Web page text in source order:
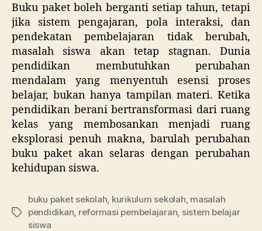
Buku paket boleh berganti setiap tahun, tetapi
jika sistem pengajaran, pola interaksi, dan
pendekatan pembelajaran tidak berubah,
masalah siswa akan tetap stagnan. Dunia
pendidikan membutuhkan perubahan
mendalam yang menyentuh esensi proses
belajar, bukan hanya tampilan materi. Ketika
pendidikan berani bertransformasi dari ruang
kelas yang membosankan menjadi ruang
eksplorasi penuh makna, barulah perubahan
buku paket akan selaras dengan perubahan
kehidupan siswa.
Tags
buku paket sekolah kurikulum sekolah masalah
pendidikan reformasi pembelajaran sistem belajar
siswa